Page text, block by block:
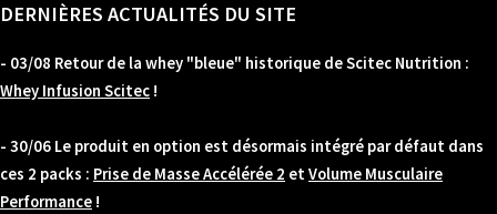
DERNIÈRES ACTUALITÉS DU SITE
- 03/08 Retour de la whey "bleue" historique de Scitec Nutrition :
Whey Infusion Scitec !
- 30/06 Le produit en option est désormais intégré par défaut dans
ces 2 packs : Prise de Masse Accélérée 2 etVolume Musculaire
Performance !